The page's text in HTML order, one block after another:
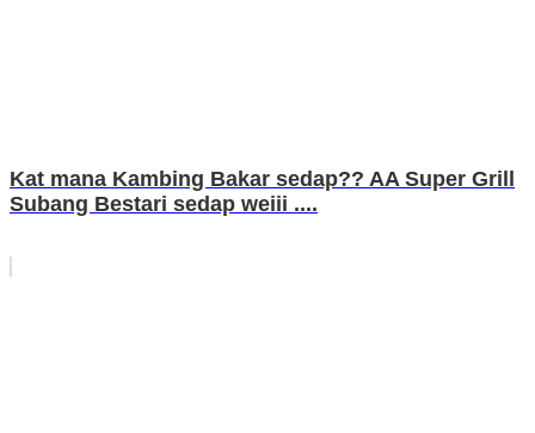
Kat mana Kambing Bakar sedap?? AA Super Grill
Subang Bestari sedap weiii ....